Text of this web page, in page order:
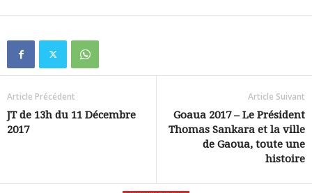
Article Précédent
JT de 13h du 11 Décembre
2017
Article Suivant
Goaua 2017 – Le Président
Thomas Sankara et la ville
de Gaoua, toute une
histoire